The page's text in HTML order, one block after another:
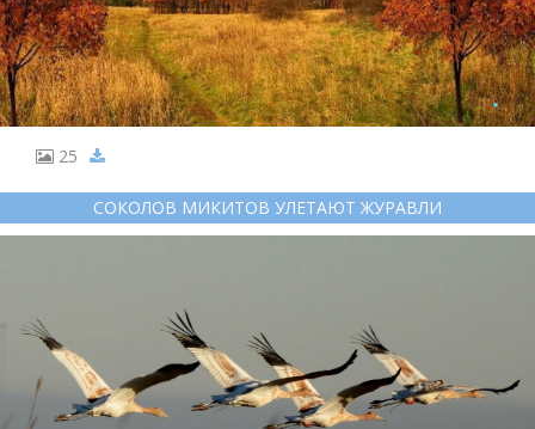
25
СОКОЛОВ МИКИТОВ УЛЕТАЮТ ЖУРАВЛИ